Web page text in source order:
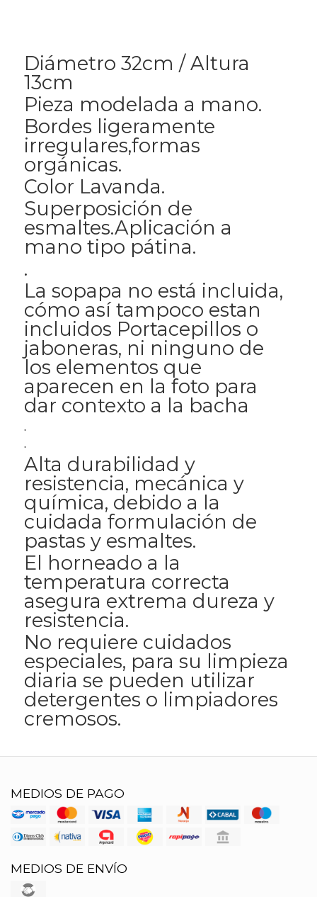
Diámetro 32cm / Altura
13cm
Pieza modelada a mano.
Bordes ligeramente
irregulares,formas
orgánicas.
Color Lavanda.
Superposición de
esmaltes.Aplicación a
mano tipo pátina.
.
La sopapa no está incluida,
cómo así tampoco estan
incluidos Portacepillos o
jaboneras, ni ninguno de
los elementos que
aparecen en la foto para
dar contexto a la bacha
.
.
Alta durabilidad y
resistencia, mecánica y
química, debido a la
cuidada formulación de
pastas y esmaltes.
El horneado a la
temperatura correcta
asegura extrema dureza y
resistencia.
No requiere cuidados
especiales, para su limpieza
diaria se pueden utilizar
detergentes o limpiadores
cremosos.
MEDIOS DE PAGO
MEDIOS DE ENVÍO